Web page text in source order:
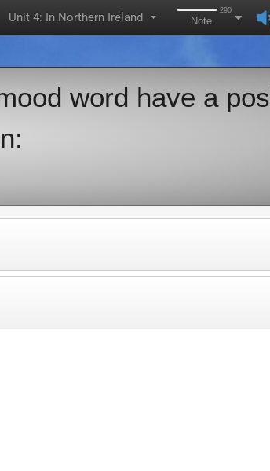
Unit 4: In Northern Ireland ▼
290
Note
word have a